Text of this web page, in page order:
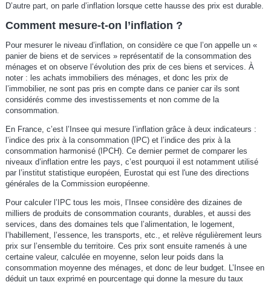
D’autre part, on parle d’inflation lorsque cette hausse des prix est durable.
Comment mesure-t-on l’inflation ?
Pour mesurer le niveau d’inflation, on considère ce que l’on appelle un «
panier de biens et de services » représentatif de la consommation des
ménages et on observe l’évolution des prix de ces biens et services. À
noter : les achats immobiliers des ménages, et donc les prix de
l’immobilier, ne sont pas pris en compte dans ce panier car ils sont
considérés comme des investissements et non comme de la
consommation.
En France, c’est l’Insee qui mesure l’inflation grâce à deux indicateurs :
l’indice des prix à la consommation (IPC) et l’indice des prix à la
consommation harmonisé (IPCH). Ce dernier permet de comparer les
niveaux d’inflation entre les pays, c’est pourquoi il est notamment utilisé
par l’institut statistique européen, Eurostat qui est l'une des directions
générales de la Commission européenne.
Pour calculer l’IPC tous les mois, l’Insee considère des dizaines de
milliers de produits de consommation courants, durables, et aussi des
services, dans des domaines tels que l’alimentation, le logement,
l’habillement, l’essence, les transports, etc., et relève régulièrement leurs
prix sur l’ensemble du territoire. Ces prix sont ensuite ramenés à une
certaine valeur, calculée en moyenne, selon leur poids dans la
consommation moyenne des ménages, et donc de leur budget. L’Insee en
déduit un taux exprimé en pourcentage qui donne la mesure du taux